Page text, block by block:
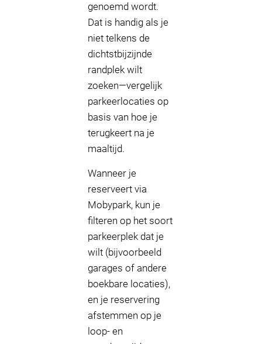
genoemd wordt.
Dat is handig als je
niet telkens de
dichtstbijzijnde
randplek wilt
zoeken—vergelijk
parkeerlocaties op
basis van hoe je
terugkeert na je
maaltijd.
Wanneer je
reserveert via
Mobypark, kun je
filteren op het soort
parkeerplek dat je
wilt (bijvoorbeeld
garages of andere
boekbare locaties),
en je reservering
afstemmen op je
loop- en